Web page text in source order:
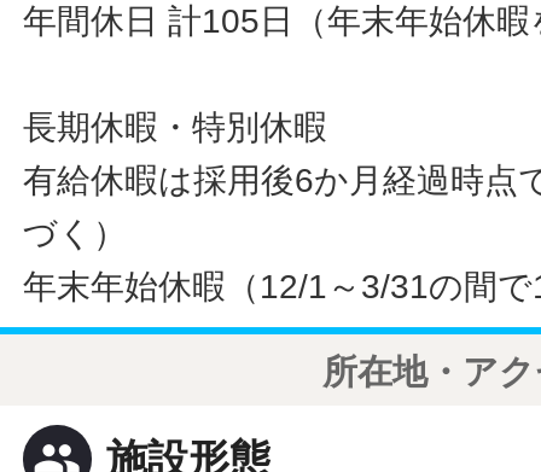
年間休日 計105日（年末年始休
長期休暇・特別休暇
有給休暇は採用後6か月経過時点
づく）
年末年始休暇（12/1～3/31の間
所在地・ア
people 施設形態